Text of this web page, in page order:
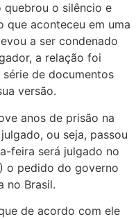
quebrou o silêncio e
que aconteceu em uma
a ser condenado
a relação foi
de documentos
versão.
anos de prisão na
ou seja, passou
feira será julgado no
o pedido do governo
no Brasil.
de acordo com ele